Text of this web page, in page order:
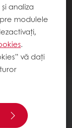
analiza
modulele
.
vă dați